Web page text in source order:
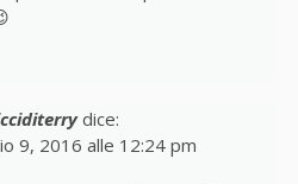
dice:
9, 2016 alle 12:24 pm